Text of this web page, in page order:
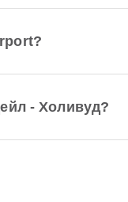
- Холивуд?